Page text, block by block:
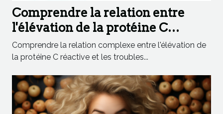
Comprendre la relation entre
l'élévation de la protéine C
réactive et les troubles gastro-
intestinaux
Comprendre la relation complexe entre l'élévation de
la protéine C réactive et les troubles...